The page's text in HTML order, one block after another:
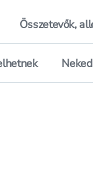
Összetevők,